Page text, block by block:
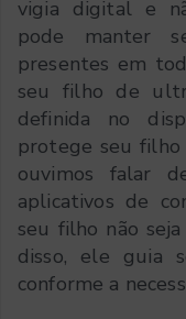
vigia digital e
pode manter
presentes em
seu filho de
definida no
protege seu filho
ouvimos falar
aplicativos de
seu filho não
disso, ele guia
conforme a